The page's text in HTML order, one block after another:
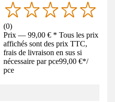
(0)
Prix — 99,00 € * Tous les prix
affichés sont des prix TTC,
frais de livraison en sus si
nécessaire par pce99,00 €*/
pce